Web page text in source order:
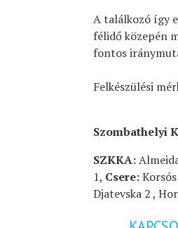
A találkozó így
félidő közepén
fontos
Felkészülési
Szombathelyi
SZKKA:
1, Csere:
Djatevska 2 ,